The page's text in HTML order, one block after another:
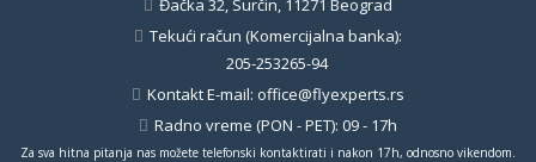
Tekući račun (Komercijalna banka):
205-253265-94
Kontakt E-mail: office@flyexperts.rs
Radno vreme (PON - PET): 09 - 17h
Za sva hitna pitanja nas možete telefonski kontaktirati i nakon 17h, odnosno vikendom.